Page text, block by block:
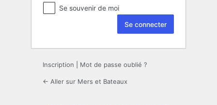
Se souvenir de moi
Inscription Mot de passe oublié ?
← Aller sur Mers et Bateaux